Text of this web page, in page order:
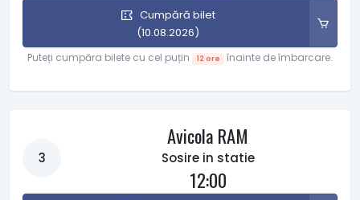
Cumpără bilet
(10.08.2026)
Puteți cumpăra bilete cu cel puțin 12 ore înainte de îmbarcare.
3
Avicola RAM
Sosire in statie
12:00